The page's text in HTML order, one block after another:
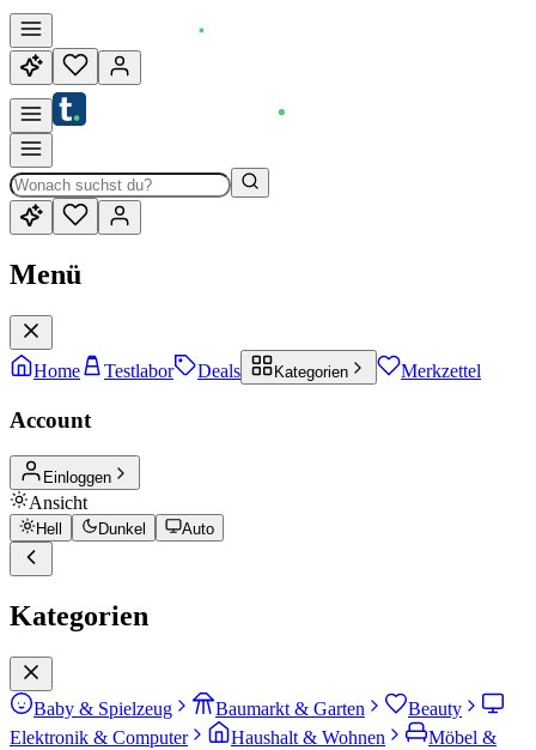
Menü
Home Testlabor Deals Kategorien Merkzettel
Account
Einloggen
Ansicht
Hell Dunkel Auto
Kategorien
Baby & Spielzeug Baumarkt & Garten
Beauty
Elektronik & Computer
Haushalt & Wohnen
Möbel &